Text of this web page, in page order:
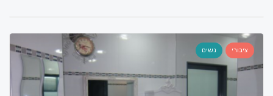
ציבורי נשים